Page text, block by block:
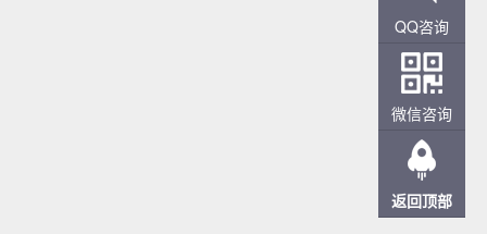
QQ咨询
微信咨询
返回顶部